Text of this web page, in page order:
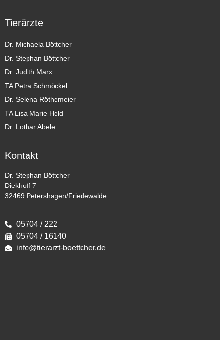
Tierärzte
Dr. Michaela Böttcher
Dr. Stephan Böttcher
Dr. Judith Marx
TA Petra Schmöckel
Dr. Selena Röthemeier
TA Lisa Marie Held
Dr. Lothar Abele
Kontakt
Dr. Stephan Böttcher
Diekhoff 7
32469 Petershagen/Friedewalde
05704 / 222
05704 / 16140
info@tierarzt-boettcher.de